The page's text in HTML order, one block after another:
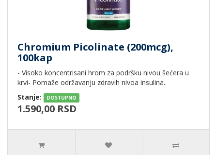
Chromium Picolinate (200mcg),
100kap
- Visoko koncentrisani hrom za podršku nivou šećera u
krvi- Pomaže održavanju zdravih nivoa insulina..
Stanje:
DOSTUPNO
1.590,00 RSD